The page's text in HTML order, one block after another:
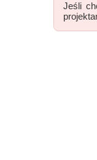
Jeśli